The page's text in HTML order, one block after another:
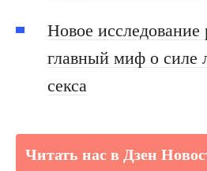
Новое
главный миф о силе
секса
Читать нас в Дзен